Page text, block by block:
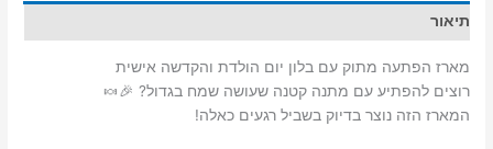
אישית
תיאור
מארז הפתעה מתוק עם בלון יום הולדת והקדשה אישית
רוצים להפתיע עם מתנה קטנה שעושה שמח בגדול? 🎉🍬
המארז הזה נוצר בדיוק בשביל רגעים כאלה!